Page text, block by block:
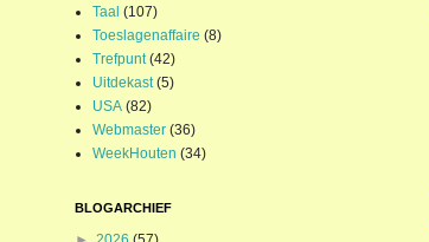
Taal (107)
Toeslagenaffaire (8)
Trefpunt (42)
Uitdekast (5)
USA (82)
Webmaster (36)
WeekHouten (34)
BLOGARCHIEF